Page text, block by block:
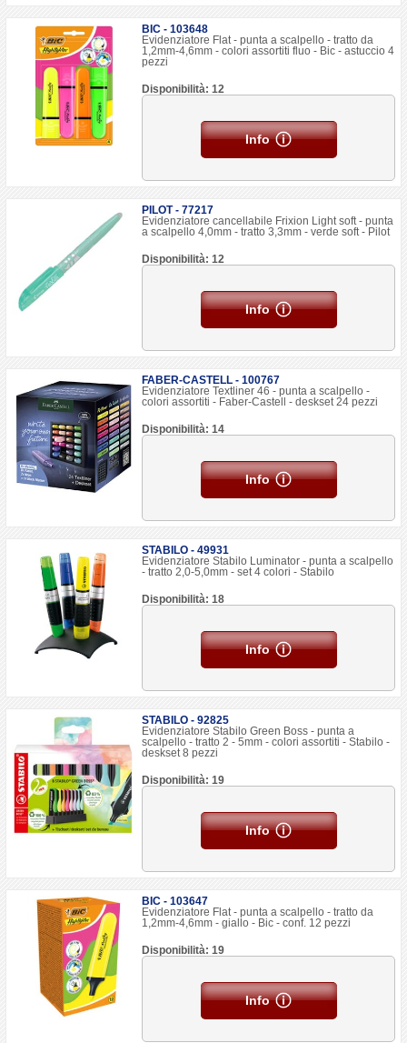
BIC - 103648
Evidenziatore Flat - punta a scalpello - tratto da
1,2mm-4,6mm - colori assortiti fluo - Bic - astuccio 4
pezzi
Disponibilità: 12
Info
PILOT - 77217
Evidenziatore cancellabile Frixion Light soft - punta
a scalpello 4,0mm - tratto 3,3mm - verde soft - Pilot
Disponibilità: 12
Info
FABER-CASTELL - 100767
Evidenziatore Textliner 46 - punta a scalpello -
colori assortiti - Faber-Castell - deskset 24 pezzi
Disponibilità: 14
Info
STABILO - 49931
Evidenziatore Stabilo Luminator - punta a scalpello
- tratto 2,0-5,0mm - set 4 colori - Stabilo
Disponibilità: 18
Info
STABILO - 92825
Evidenziatore Stabilo Green Boss - punta a
scalpello - tratto 2 - 5mm - colori assortiti - Stabilo -
deskset 8 pezzi
Disponibilità: 19
Info
BIC - 103647
Evidenziatore Flat - punta a scalpello - tratto da
1,2mm-4,6mm - giallo - Bic - conf. 12 pezzi
Disponibilità: 19
Info